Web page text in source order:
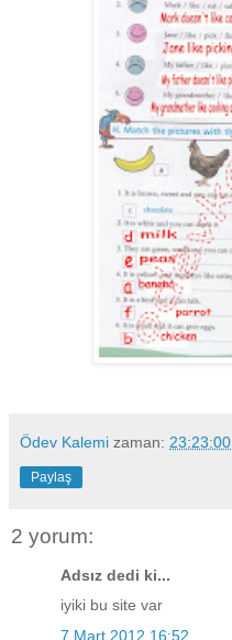
Ödev Kalemi zaman: 23:23:00
Paylaş
2 yorum:
Adsız dedi ki...
iyiki bu site var
7 Mart 2012 16:52